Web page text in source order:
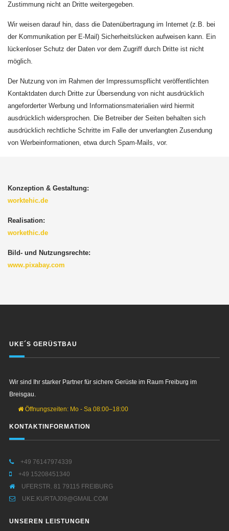
Zustimmung nicht an Dritte weitergegeben.
Wir weisen darauf hin, dass die Datenübertragung im Internet (z.B. bei
der Kommunikation per E-Mail) Sicherheitslücken aufweisen kann. Ein
lückenloser Schutz der Daten vor dem Zugriff durch Dritte ist nicht
möglich.
Der Nutzung von im Rahmen der Impressumspflicht veröffentlichten
Kontaktdaten durch Dritte zur Übersendung von nicht ausdrücklich
angeforderter Werbung und Informationsmaterialien wird hiermit
ausdrücklich widersprochen. Die Betreiber der Seiten behalten sich
ausdrücklich rechtliche Schritte im Falle der unverlangten Zusendung
von Werbeinformationen, etwa durch Spam-Mails, vor.
Konzeption & Gestaltung:
worktehic.de
Realisation:
workethic.de
Bild- und Nutzungsrechte:
www.pixabay.com
UKE´S GERÜSTBAU
Wir sind Ihr starker Partner für sichere Gerüste im Raum Freiburg im
Breisgau.
Öffnungszeiten: Mo - Sa 08:00–18:00
KONTAKTINFORMATION
+49 76147974339
+49 15208451340
UFERSTR. 81 79115 FREIBURG
UKE.KURTAJ09@GMAIL.COM
UNSEREN LEISTUNGEN